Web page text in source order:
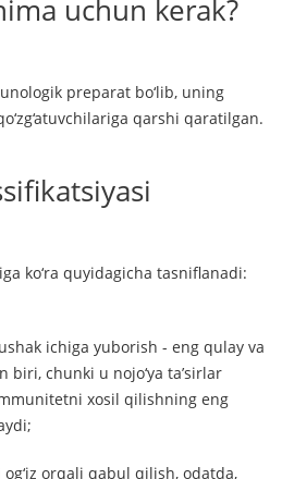
uchun kerak?
preparat bo‘lib, uning
qarshi qaratilgan.
ko‘ra quyidagicha tasniflanadi:
ichiga yuborish - eng qulay va
chunki u nojo‘ya ta’sirlar
xosil qilishning eng
orqali qabul qilish, odatda,